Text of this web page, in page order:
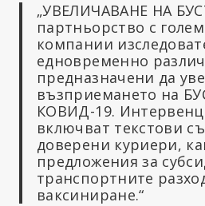
„УВЕЛИЧАВАНЕ НА
партньорство с
компании
едновременно
предназначени да
възприемането на
КОВИД-19.
включват текстови
доверени куриери,
предложения за
транспортните
ваксиниране.“